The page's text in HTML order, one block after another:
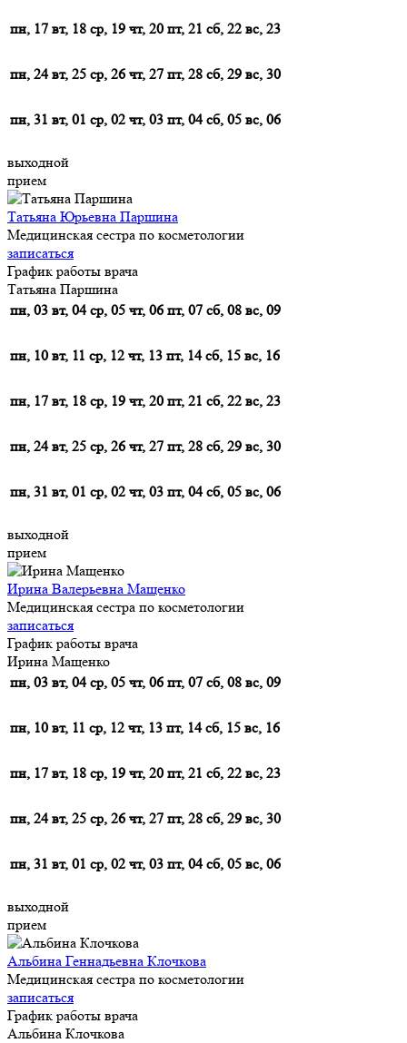
пн, 17 вт, 18 ср, 19 чт, 20 пт, 21 сб, 22 вс, 23
пн, 24 вт, 25 ср, 26 чт, 27 пт, 28 сб, 29 вс, 30
пн, 31 вт, 01 ср, 02 чт, 03 пт, 04 сб, 05 вс, 06
выходной
прием
Татьяна Юрьевна Паршина
Медицинская сестра по косметологии
записаться
График работы врача
Татьяна Паршина
пн, 03 вт, 04 ср, 05 чт, 06 пт, 07 сб, 08 вс, 09
пн, 10 вт, 11 ср, 12 чт, 13 пт, 14 сб, 15 вс, 16
пн, 17 вт, 18 ср, 19 чт, 20 пт, 21 сб, 22 вс, 23
пн, 24 вт, 25 ср, 26 чт, 27 пт, 28 сб, 29 вс, 30
пн, 31 вт, 01 ср, 02 чт, 03 пт, 04 сб, 05 вс, 06
выходной
прием
Ирина Валерьевна Мащенко
Медицинская сестра по косметологии
записаться
График работы врача
Ирина Мащенко
пн, 03 вт, 04 ср, 05 чт, 06 пт, 07 сб, 08 вс, 09
пн, 10 вт, 11 ср, 12 чт, 13 пт, 14 сб, 15 вс, 16
пн, 17 вт, 18 ср, 19 чт, 20 пт, 21 сб, 22 вс, 23
пн, 24 вт, 25 ср, 26 чт, 27 пт, 28 сб, 29 вс, 30
пн, 31 вт, 01 ср, 02 чт, 03 пт, 04 сб, 05 вс, 06
выходной
прием
Альбина Геннадьевна Клочкова
Медицинская сестра по косметологии
записаться
График работы врача
Альбина Клочкова